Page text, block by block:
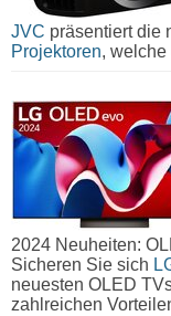
JVC präsentiert die
Projektoren,
2024 Neuheiten:
Sicheren Sie sich
neuesten OLED
zahlreichen